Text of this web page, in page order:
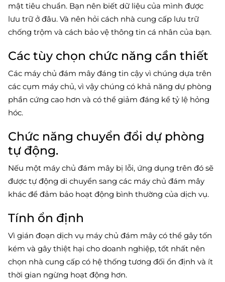
mật tiêu chuẩn. Bạn nên biết dữ liệu của mình được
lưu trữ ở đâu. Và nên hỏi cách nhà cung cấp lưu trữ
chống trộm và cách bảo vệ thông tin cá nhân của bạn.
Các tùy chọn chức năng cần thiết
Các máy chủ đám mây đáng tin cậy vì chúng dựa trên
các cụm máy chủ, vì vậy chúng có khả năng dự phòng
phần cứng cao hơn và có thể giảm đáng kể tỷ lệ hỏng
hóc.
Chức năng chuyển đổi dự phòng
tự động.
Nếu một máy chủ đám mây bị lỗi, ứng dụng trên đó sẽ
được tự động di chuyển sang các máy chủ đám mây
khác để đảm bảo hoạt động bình thường của dịch vụ.
Tính ổn định
Vì gián đoạn dịch vụ máy chủ đám mây có thể gây tốn
kém và gây thiệt hại cho doanh nghiệp, tốt nhất nên
chọn nhà cung cấp có hệ thống tương đối ổn định và ít
thời gian ngừng hoạt động hơn.